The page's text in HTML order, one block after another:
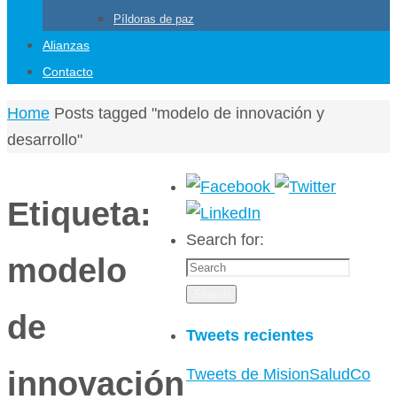
Píldoras de paz
Alianzas
Contacto
Home Posts tagged "modelo de innovación y
desarrollo"
Etiqueta:
modelo
de
innovación
Search for:
Tweets recientes
Tweets de MisionSaludCo